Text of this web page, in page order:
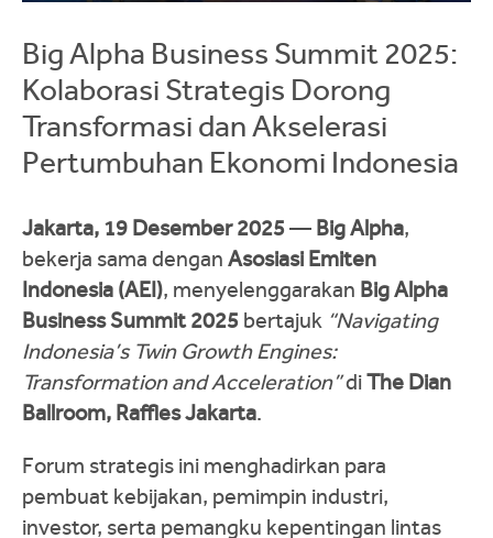
Big Alpha Business Summit 2025:
Kolaborasi Strategis Dorong
Transformasi dan Akselerasi
Pertumbuhan Ekonomi Indonesia
Jakarta, 19 Desember 2025— Big Alpha,
bekerja sama dengan Asosiasi Emiten
Indonesia (AEI), menyelenggarakan Big Alpha
Business Summit 2025 bertajuk “Navigating
Indonesia’s Twin Growth Engines:
Transformation and Acceleration”diThe Dian
Ballroom, Raffles Jakarta.
Forum strategis ini menghadirkan para
pembuat kebijakan, pemimpin industri,
investor, serta pemangku kepentingan lintas